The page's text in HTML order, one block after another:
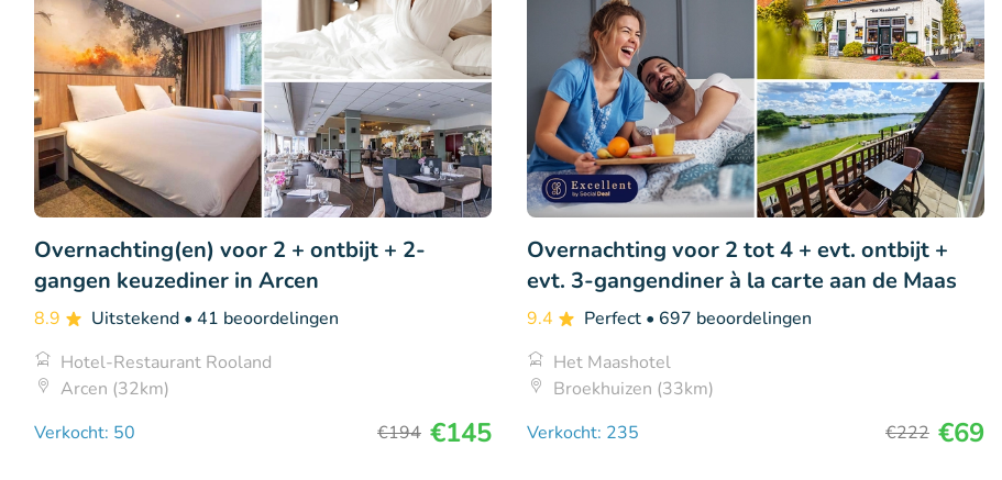
Overnachting(en) voor 2 + ontbijt + 2-
gangen keuzediner in Arcen
8.9 Uitstekend • 41 beoordelingen
Hotel-Restaurant Rooland
Arcen (32km)
Verkocht: 50
€194 €145
Overnachting voor 2 tot 4 + evt. ontbijt +
evt. 3-gangendiner à la carte aan de Maas
9.4 Perfect • 697 beoordelingen
Het Maashotel
Broekhuizen (33km)
Verkocht: 235
€222 €69